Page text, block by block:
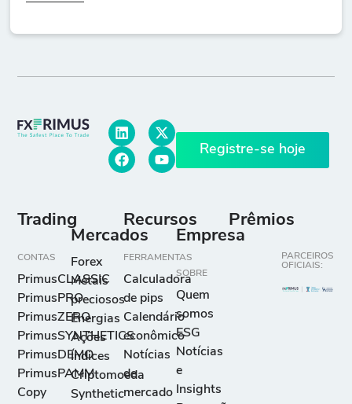
Registre-se hoje
Trading
CONTAS
PrimusCLASSIC
PrimusPRO
PrimusZERO
PrimusSYNTHETICS
PrimusDEMO
PrimusPAMM
Copy
Mercados
Forex
Metais
preciosos
Energias
Ações
Índices
Criptomoeda
Synthetic
Recursos
FERRAMENTAS
Calculadora
de pips
Calendário
econômico
Notícias
de
mercado
Empresa
SOBRE
Quem
somos
ESG
Notícias
e
Insights
Prêmios
PARCEIROS
OFICIAIS: